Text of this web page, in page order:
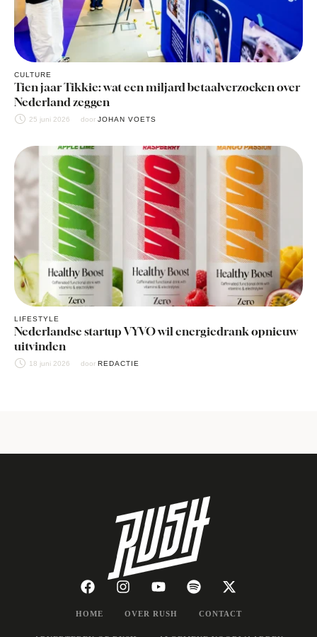
CULTURE
Tien jaar Tikkie: wat een miljard betaalverzoeken over
Nederland zeggen
25 juni 2026 door JOHAN VOETS
LIFESTYLE
Nederlandse startup VYVO wil energiedrank opnieuw
uitvinden
18 juni 2026 door REDACTIE
HOME OVER RUSH CONTACT